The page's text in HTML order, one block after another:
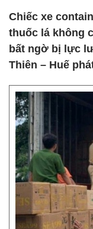
Chiếc xe
thuốc lá không
bất ngờ bị lực
Thiên – Huế